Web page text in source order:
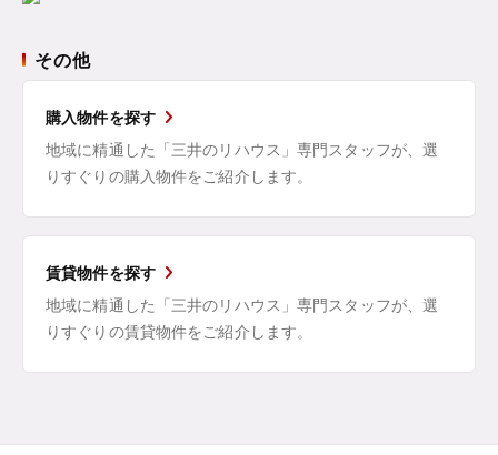
その他
購入物件を探す
地域に精通した「三井のリハウス」専門スタッフが、選
りすぐりの購入物件をご紹介します。
賃貸物件を探す
地域に精通した「三井のリハウス」専門スタッフが、選
りすぐりの賃貸物件をご紹介します。